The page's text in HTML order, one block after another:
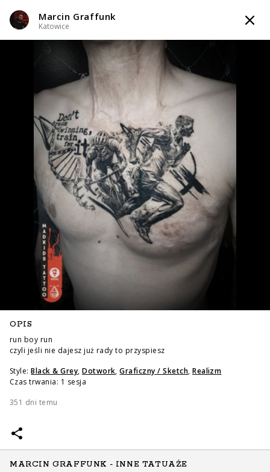
TATTOOARTIST
Marcin Graffunk
Black & Grey / Dotwork / Geometryczny / Ornamenty /
Graficzny / Sketch / Line work / Fineline / Outline
WIADOMOŚĆ
TATUAŻE WZORY INFO
Marcin Graffunk
Katowice
OPIS
run boy run
czyli jeśli nie dajesz już rady to przyspiesz
Style: Black & Grey,Dotwork,Graficzny / Sketch,Realizm
Czas trwania: 1 sesja
351 dni temu
MARCIN GRAFFUNK - INNE TATUAŻE